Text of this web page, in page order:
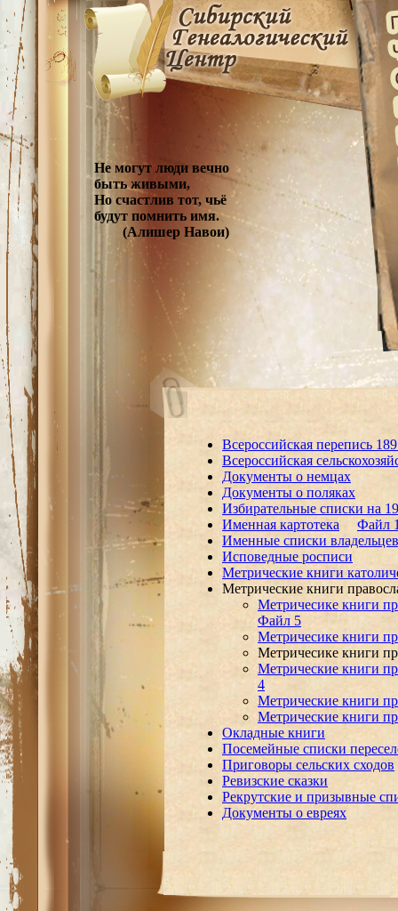
Не могут люди вечно
быть живыми,
Но счастлив тот, чьё
будут помнить имя.
(Алишер Навои)
Всероссийская перепись
Всероссийская
Документы о немцах
Документы о поляках
Избирательные списки на
Именная картотека
Файл
Именные списки владельцев
Исповедные росписи
Метрические книги
Метрические книги
Метричесике книги
Файл 5
Метричесике книги
Метричесике книги
Метрические книги
4
Метрические книги
Метрические книги
Окладные книги
Посемейные списки
Приговоры сельских сходов
Ревизские сказки
Рекрутские и призывные
Документы о евреях